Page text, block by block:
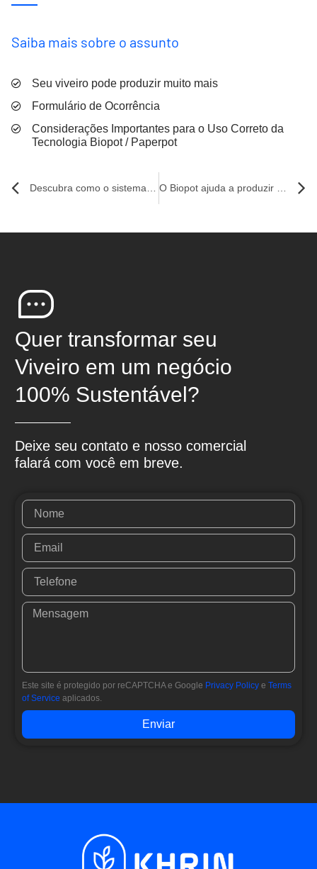
Saiba mais sobre o assunto
Seu viveiro pode produzir muito mais
Formulário de Ocorrência
Considerações Importantes para o Uso Correto da
Tecnologia Biopot / Paperpot
Descubra como o sistema Biopot pode ajudar a reduzir o desperdício de água O Biopot ajuda a produzir mudas de plantas e contribui para a conservação da biodiversidade
Quer transformar seu
Viveiro em um negócio
100% Sustentável?
Deixe seu contato e nosso comercial
falará com você em breve.
Este site é protegido por reCAPTCHA e Google Privacy Policy e Terms
of Service aplicados.
Enviar